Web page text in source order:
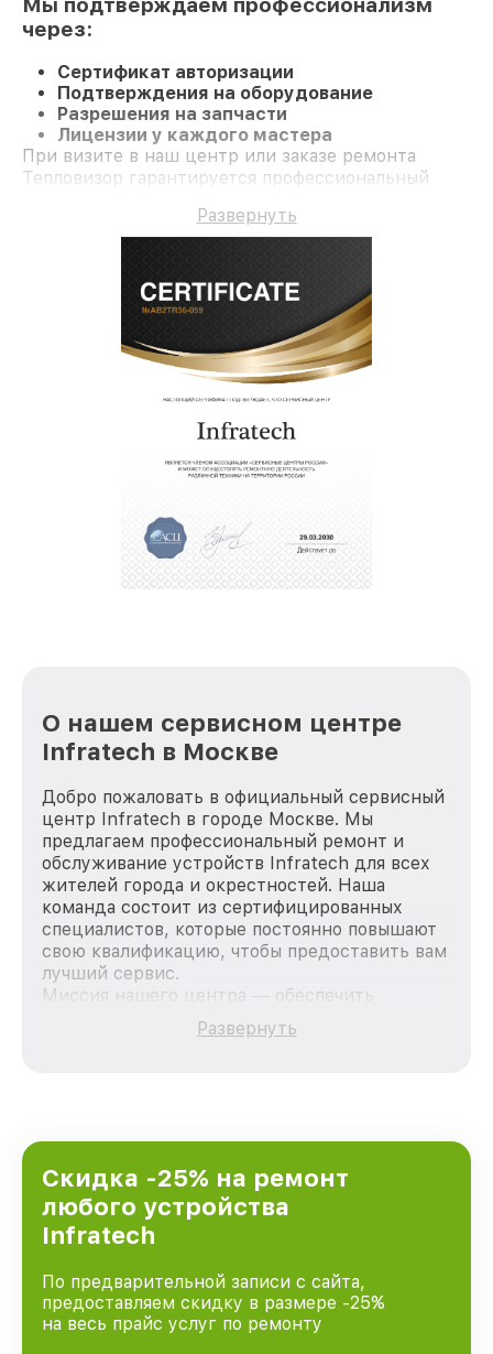
через:
Сертификат авторизации
Подтверждения на оборудование
Разрешения на запчасти
Лицензии у каждого мастера
При визите в наш центр или заказе ремонта
Тепловизор гарантируется профессиональный
Развернуть
О нашем сервисном центре
Infratech в Москве
Добро пожаловать в официальный сервисный
центр Infratech в городе Москве. Мы
предлагаем профессиональный ремонт и
обслуживание устройств Infratech для всех
жителей города и окрестностей. Наша
команда состоит из сертифицированных
специалистов, которые постоянно повышают
свою квалификацию, чтобы предоставить вам
лучший сервис.
Миссия нашего центра — обеспечить
качественный и доступный ремонт для
каждого пользователя продукции Infratech,
городе Москве, постоянно повышая уровень
доверия и лояльности наших клиентов.
Развернуть
Скидка -25% на ремонт
любого устройства
Infratech
По предварительной записи с сайта,
предоставляем скидку в размере -25%
на весь прайс услуг по ремонту